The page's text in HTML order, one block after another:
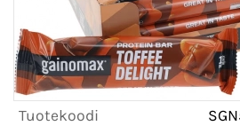
Tuotekoodi